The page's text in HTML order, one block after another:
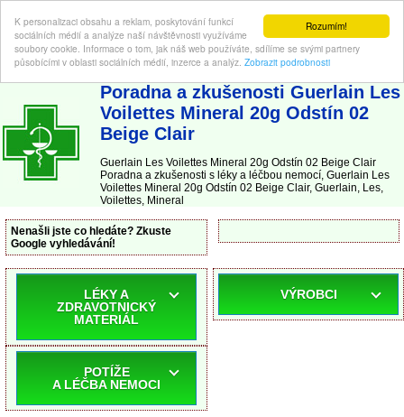
Rozumím!
K personalizaci obsahu a reklam, poskytování funkcí
sociálních médií a analýze naší návštěvnosti využíváme
soubory cookie. Informace o tom, jak náš web používáte, sdílíme se svými partnery
působícími v oblasti sociálních médií, inzerce a analýz. Zobrazit podrobnosti
ABC-LEKARNA.cz | Poradna a zkušenosti s léky a léčbou nemocí
Poradna a zkušenosti Guerlain Les
Voilettes Mineral 20g Odstín 02
Beige Clair
Guerlain Les Voilettes Mineral 20g Odstín 02 Beige Clair
Poradna a zkušenosti s léky a léčbou nemocí, Guerlain Les
Voilettes Mineral 20g Odstín 02 Beige Clair, Guerlain, Les,
Voilettes, Mineral
Nenašli jste co hledáte? Zkuste
Google vyhledávání!
LÉKY A
ZDRAVOTNICKÝ
MATERIÁL
POTÍŽE
A LÉČBA NEMOCI
VÝROBCI